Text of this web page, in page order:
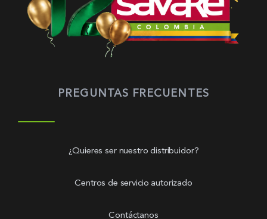
PREGUNTAS FRECUENTES
¿Quieres ser nuestro distribuidor?
Centros de servicio autorizado
Contáctanos